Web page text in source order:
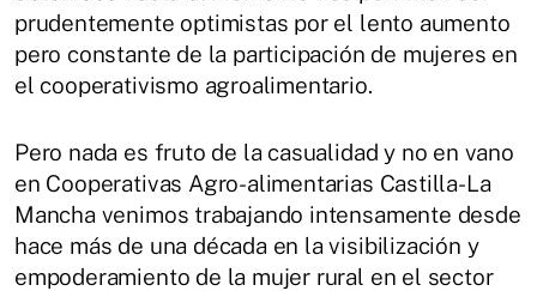
prudentemente optimistas por el lento aumento
pero constante de la participación de mujeres en
el cooperativismo agroalimentario.
Pero nada es fruto de la casualidad y no en vano
en Cooperativas Agro-alimentarias Castilla-La
Mancha venimos trabajando intensamente desde
hace más de una década en la visibilización y
empoderamiento de la mujer rural en el sector